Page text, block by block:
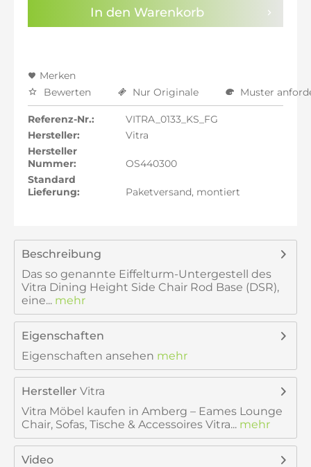
In den Warenkorb
Merken
Bewerten
Nur Originale Muster
Referenz-Nr.:
VITRA_0133_KS_FG
Hersteller:
Vitra
Hersteller
Nummer:
OS440300
Standard
Lieferung:
Paketversand, montiert
Beschreibung
Das so genannte Eiffelturm-Untergestell des
Vitra Dining Height Side Chair Rod Base (DSR),
eine... mehr
Eigenschaften
Eigenschaften ansehen mehr
Hersteller Vitra
Vitra Möbel kaufen in Amberg – Eames Lounge
Chair, Sofas, Tische & Accessoires Vitra... mehr
Video